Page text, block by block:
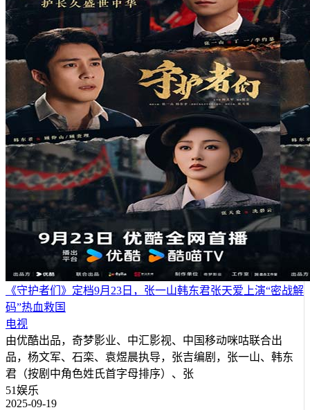
《守护者们》定档9月23日，张一山韩东君张天爱上演“密战解
码”热血救国
电视
由优酷出品，奇梦影业、中汇影视、中国移动咪咕联合出
品，杨文军、石栾、袁煜晨执导，张吉编剧，张一山、韩东
君（按剧中角色姓氏首字母排序）、张
51娱乐
2025-09-19